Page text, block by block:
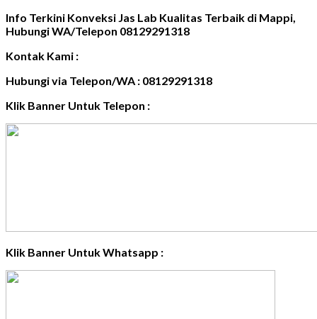
Info Terkini Konveksi Jas Lab Kualitas Terbaik di Mappi,
Hubungi WA/Telepon 08129291318
Kontak Kami :
Hubungi via Telepon/WA : 08129291318
Klik Banner Untuk Telepon :
Klik Banner Untuk Whatsapp :